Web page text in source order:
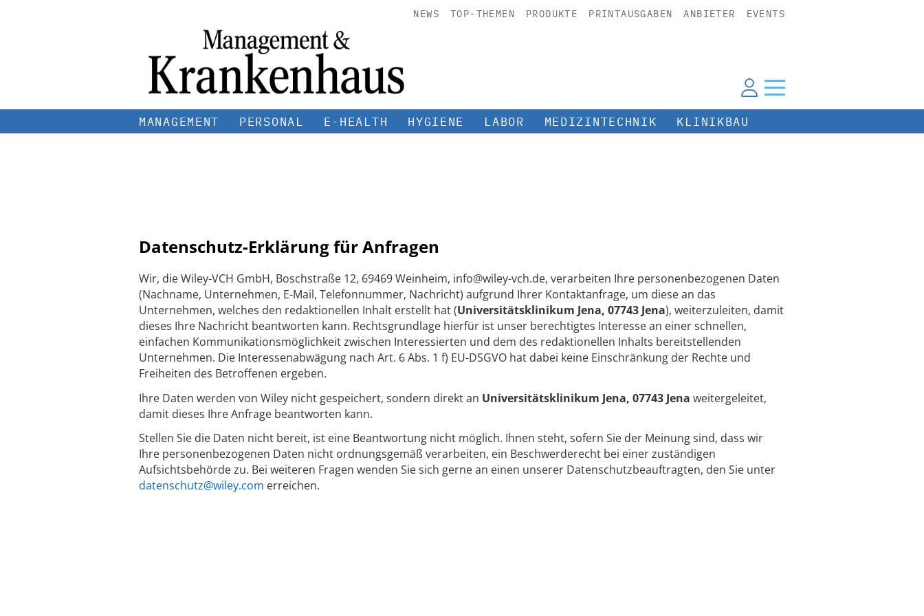
NEWS TOP-THEMEN PRODUKTE PRINTAUSGABEN ANBIETER EVENTS
MANAGEMENT PERSONAL E-HEALTH HYGIENE LABOR MEDIZINTECHNIK KLINIKBAU
Datenschutz-Erklärung für Anfragen
Wir, die Wiley-VCH GmbH, Boschstraße 12, 69469 Weinheim, info@wiley-vch.de, verarbeiten Ihre personenbezogenen Daten
(Nachname, Unternehmen, E-Mail, Telefonnummer, Nachricht) aufgrund Ihrer Kontaktanfrage, um diese an das
Unternehmen, welches den redaktionellen Inhalt erstellt hat (Universitätsklinikum Jena, 07743 Jena), weiterzuleiten, damit
dieses Ihre Nachricht beantworten kann. Rechtsgrundlage hierfür ist unser berechtigtes Interesse an einer schnellen,
einfachen Kommunikationsmöglichkeit zwischen Interessierten und dem des redaktionellen Inhalts bereitstellenden
Unternehmen. Die Interessenabwägung nach Art. 6 Abs. 1 f) EU-DSGVO hat dabei keine Einschränkung der Rechte und
Freiheiten des Betroffenen ergeben.
Ihre Daten werden von Wiley nicht gespeichert, sondern direkt an Universitätsklinikum Jena, 07743 Jena weitergeleitet,
damit dieses Ihre Anfrage beantworten kann.
Stellen Sie die Daten nicht bereit, ist eine Beantwortung nicht möglich. Ihnen steht, sofern Sie der Meinung sind, dass wir
Ihre personenbezogenen Daten nicht ordnungsgemäß verarbeiten, ein Beschwerderecht bei einer zuständigen
Aufsichtsbehörde zu. Bei weiteren Fragen wenden Sie sich gerne an einen unserer Datenschutzbeauftragten, den Sie unter
datenschutz@wiley.com erreichen.